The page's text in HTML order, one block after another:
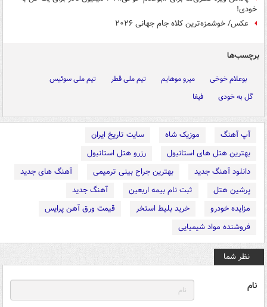
خودی!
عکس/ خوشمزه‌ترین کلاه جام جهانی ۲۰۲۶
برچسب‌ها
بوعلام خوخی میرو موهایم تیم ملی قطر
تیم ملی سوئیس
گل به خودی
فیفا
آپ آهنگ موزیک شاه
سایت تاریخ ایران
بهترین هتل های استانبول
رزرو هتل استانبول
دانلود آهنگ جدید
بهترین جراح بینی ترمیمی
آهنگ های جدید
پرشین هتل
ثبت نام بیمه اربعین
آهنگ جدید
مزایده خودرو
خرید بلیط استخر
قیمت ورق آهن پرایس
فروشنده مواد شیمیایی
نظر شما
نام